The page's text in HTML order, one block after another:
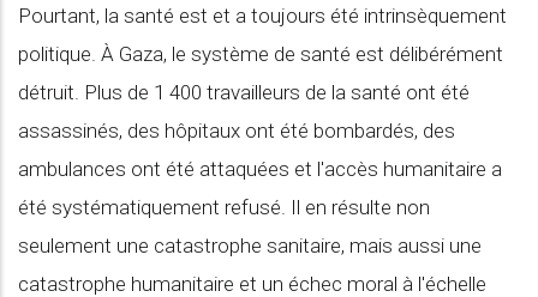
Pourtant, la santé est et a toujours été intrinsèquement
politique. À Gaza, le système de santé est délibérément
détruit. Plus de 1 400 travailleurs de la santé ont été
assassinés, des hôpitaux ont été bombardés, des
ambulances ont été attaquées et l'accès humanitaire a
été systématiquement refusé. Il en résulte non
seulement une catastrophe sanitaire, mais aussi une
catastrophe humanitaire et un échec moral à l'échelle